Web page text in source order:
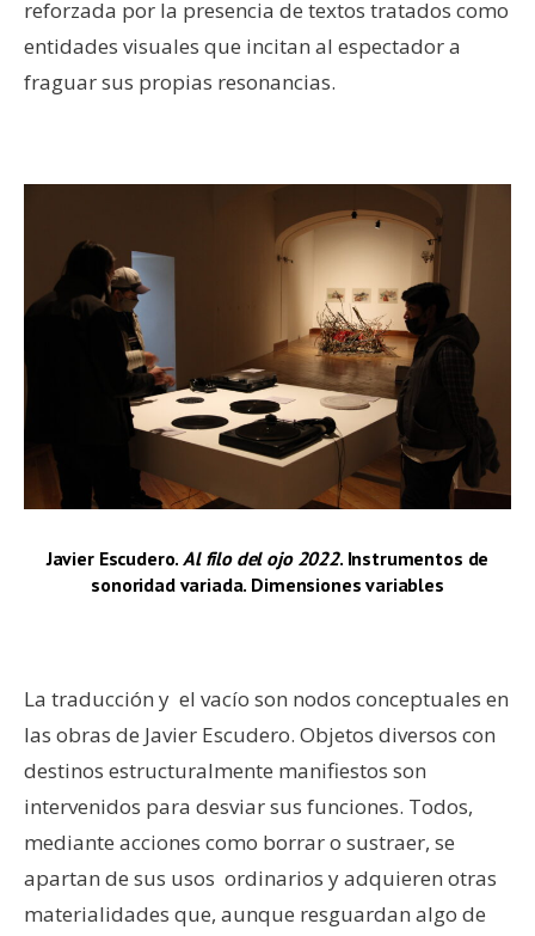
reforzada por la presencia de textos tratados como
entidades visuales que incitan al espectador a
fraguar sus propias resonancias.
Javier Escudero.Al filo del ojo 2022. Instrumentos de
sonoridad variada. Dimensiones variables
La traducción y el vacío son nodos conceptuales en
las obras de Javier Escudero. Objetos diversos con
destinos estructuralmente manifiestos son
intervenidos para desviar sus funciones. Todos,
mediante acciones como borrar o sustraer, se
apartan de sus usos ordinarios y adquieren otras
materialidades que, aunque resguardan algo de